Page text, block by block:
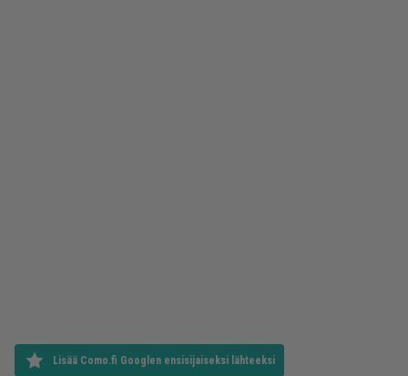
Lisää Como.fi Googlen ensisijaiseksi lähteeksi